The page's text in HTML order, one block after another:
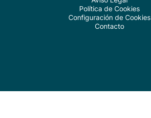
Política de Cookies
Configuración de Cookies
Contacto